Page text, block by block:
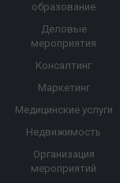
образование
Деловые
мероприятия
Консалтинг
Маркетинг
Медицинские услуги
Недвижимость
Организация
мероприятий